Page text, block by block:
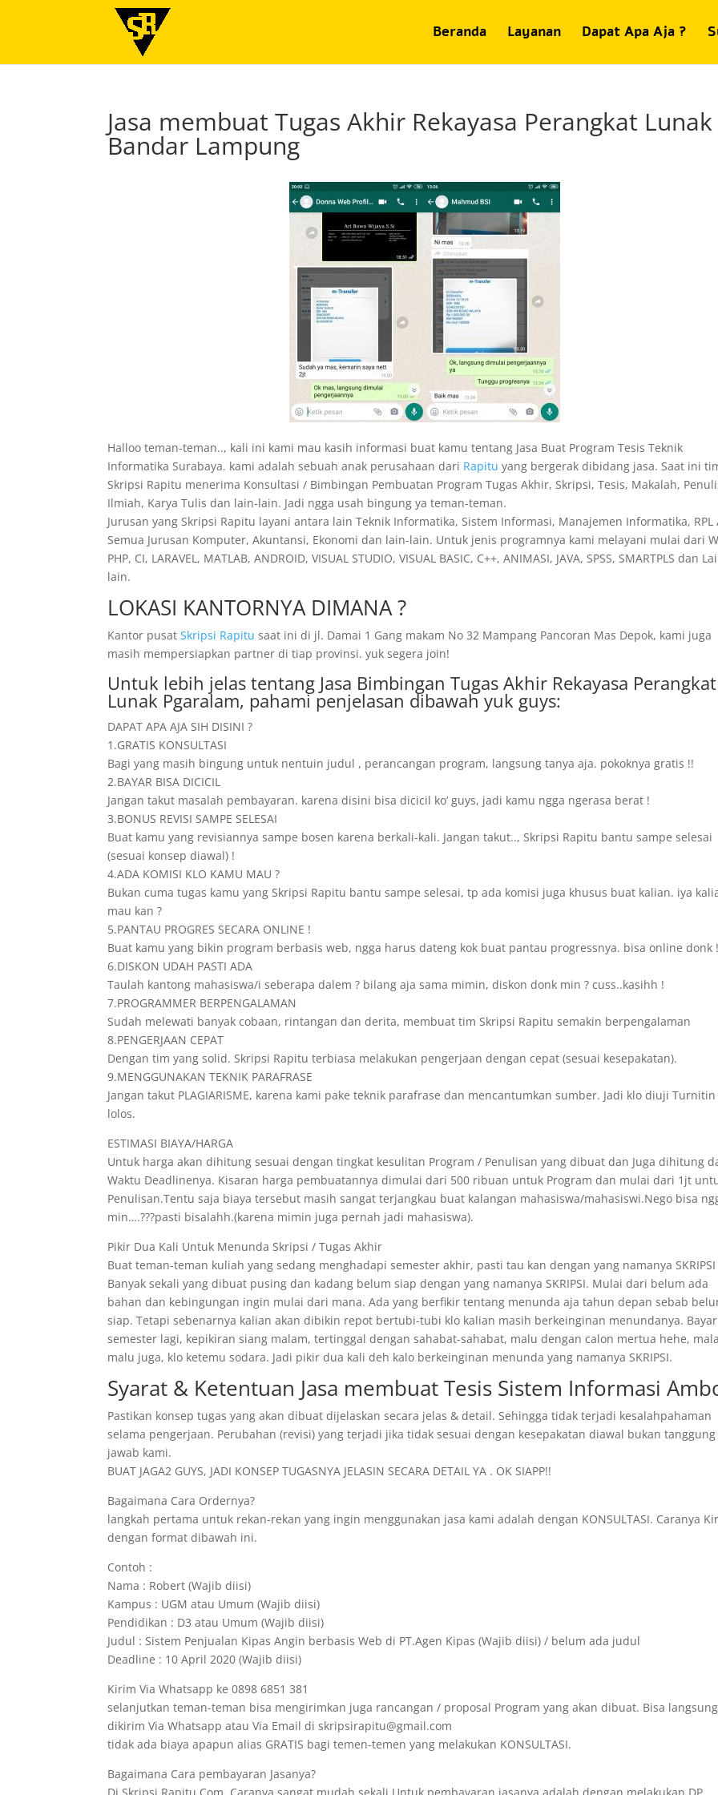
Beranda Layanan Dapat Apa Aja ?
Jasa membuat Tugas Akhir Rekayasa Perangkat Lunak
Bandar Lampung
Halloo teman-teman.., kali ini kami mau kasih informasi buat kamu tentang Jasa Buat Program Tesis Teknik
Informatika Surabaya. kami adalah sebuah anak perusahaan dari Rapitu yang bergerak dibidang jasa. Saat ini
Skripsi Rapitu menerima Konsultasi / Bimbingan Pembuatan Program Tugas Akhir, Skripsi, Tesis, Makalah,
Ilmiah, Karya Tulis dan lain-lain. Jadi ngga usah bingung ya teman-teman.
Jurusan yang Skripsi Rapitu layani antara lain Teknik Informatika, Sistem Informasi, Manajemen Informatika, RPL
Semua Jurusan Komputer, Akuntansi, Ekonomi dan lain-lain. Untuk jenis programnya kami melayani mulai dari
PHP, CI, LARAVEL, MATLAB, ANDROID, VISUAL STUDIO, VISUAL BASIC, C++, ANIMASI, JAVA, SPSS, SMARTPLS dan
lain.
LOKASI KANTORNYA DIMANA ?
Kantor pusatSkripsi Rapitu saat ini di jl. Damai 1 Gang makam No 32 Mampang Pancoran Mas Depok, kami juga
masih mempersiapkan partner di tiap provinsi. yuk segera join!
Untuk lebih jelas tentang Jasa Bimbingan Tugas Akhir Rekayasa Perangkat
Lunak Pgaralam, pahami penjelasan dibawah yuk guys:
DAPAT APA AJA SIH DISINI ?
1.GRATIS KONSULTASI
Bagi yang masih bingung untuk nentuin judul , perancangan program, langsung tanya aja. pokoknya gratis !!
2.BAYAR BISA DICICIL
Jangan takut masalah pembayaran. karena disini bisa dicicil ko’ guys, jadi kamu ngga ngerasa berat !
3.BONUS REVISI SAMPE SELESAI
Buat kamu yang revisiannya sampe bosen karena berkali-kali. Jangan takut.., Skripsi Rapitu bantu sampe selesai
(sesuai konsep diawal) !
4.ADA KOMISI KLO KAMU MAU ?
Bukan cuma tugas kamu yang Skripsi Rapitu bantu sampe selesai, tp ada komisi juga khusus buat kalian. iya
mau kan ?
5.PANTAU PROGRES SECARA ONLINE !
Buat kamu yang bikin program berbasis web, ngga harus dateng kok buat pantau progressnya. bisa online donk !
6.DISKON UDAH PASTI ADA
Taulah kantong mahasiswa/i seberapa dalem ? bilang aja sama mimin, diskon donk min ? cuss..kasihh !
7.PROGRAMMER BERPENGALAMAN
Sudah melewati banyak cobaan, rintangan dan derita, membuat tim Skripsi Rapitu semakin berpengalaman
8.PENGERJAAN CEPAT
Dengan tim yang solid. Skripsi Rapitu terbiasa melakukan pengerjaan dengan cepat (sesuai kesepakatan).
9.MENGGUNAKAN TEKNIK PARAFRASE
Jangan takut PLAGIARISME, karena kami pake teknik parafrase dan mencantumkan sumber. Jadi klo diuji
lolos.
ESTIMASI BIAYA/HARGA
Untuk harga akan dihitung sesuai dengan tingkat kesulitan Program / Penulisan yang dibuat dan Juga dihitung
Waktu Deadlinenya. Kisaran harga pembuatannya dimulai dari 500 ribuan untuk Program dan mulai dari 1jt
Penulisan.Tentu saja biaya tersebut masih sangat terjangkau buat kalangan mahasiswa/mahasiswi.Nego bisa
min….???pasti bisalahh.(karena mimin juga pernah jadi mahasiswa).
Pikir Dua Kali Untuk Menunda Skripsi / Tugas Akhir
Buat teman-teman kuliah yang sedang menghadapi semester akhir, pasti tau kan dengan yang namanya SKRIPSI
Banyak sekali yang dibuat pusing dan kadang belum siap dengan yang namanya SKRIPSI. Mulai dari belum ada
bahan dan kebingungan ingin mulai dari mana. Ada yang berfikir tentang menunda aja tahun depan sebab
siap. Tetapi sebenarnya kalian akan dibikin repot bertubi-tubi klo kalian masih berkeinginan menundanya. Bayar
semester lagi, kepikiran siang malam, tertinggal dengan sahabat-sahabat, malu dengan calon mertua hehe,
malu juga, klo ketemu sodara. Jadi pikir dua kali deh kalo berkeinginan menunda yang namanya SKRIPSI.
Syarat & Ketentuan Jasa membuat Tesis Sistem Informasi
Pastikan konsep tugas yang akan dibuat dijelaskan secara jelas & detail. Sehingga tidak terjadi kesalahpahaman
selama pengerjaan. Perubahan (revisi) yang terjadi jika tidak sesuai dengan kesepakatan diawal bukan tanggung
jawab kami.
BUAT JAGA2 GUYS, JADI KONSEP TUGASNYA JELASIN SECARA DETAIL YA . OK SIAPP!!
Bagaimana Cara Ordernya?
langkah pertama untuk rekan-rekan yang ingin menggunakan jasa kami adalah dengan KONSULTASI. Caranya
dengan format dibawah ini.
Contoh :
Nama : Robert (Wajib diisi)
Kampus : UGM atau Umum (Wajib diisi)
Pendidikan : D3 atau Umum (Wajib diisi)
Judul : Sistem Penjualan Kipas Angin berbasis Web di PT.Agen Kipas (Wajib diisi) / belum ada judul
Deadline : 10 April 2020 (Wajib diisi)
Kirim Via Whatsapp ke 0898 6851 381
selanjutkan teman-teman bisa mengirimkan juga rancangan / proposal Program yang akan dibuat. Bisa langsung
dikirim Via Whatsapp atau Via Email di skripsirapitu@gmail.com
tidak ada biaya apapun alias GRATIS bagi temen-temen yang melakukan KONSULTASI.
Bagaimana Cara pembayaran Jasanya?